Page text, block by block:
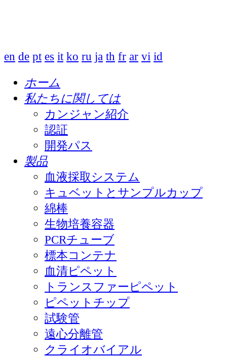
en de pt es it ko ru ja th fr ar vi id
ホーム
私たちに関しては
カンジャン紹介
認証
開発パス
製品
血液採取システム
キュベットとサンプルカップ
綿棒
生物培養容器
PCRチューブ
標本コンテナ
血清ピペット
トランスファーピペット
ピペットチップ
試験管
遠心分離管
クライオバイアル